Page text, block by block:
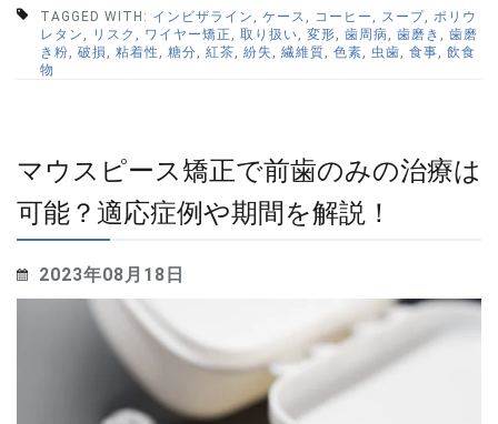
TAGGED WITH: インビザライン ケース コーヒー スープ
ポリウ
レタン
リスク ワイヤー矯正 取り扱い 変形 歯周病 歯磨き
歯磨
き粉
破損 粘着性 糖分 紅茶 紛失 繊維質 色素 虫歯 食事
飲食
物
マウスピース矯正で前歯のみの治療は
可能？適応症例や期間を解説！
2023年08月18日